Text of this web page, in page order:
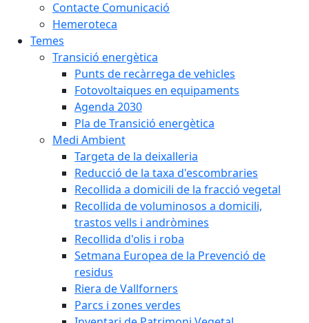
Contacte Comunicació
Hemeroteca
Temes
Transició energètica
Punts de recàrrega de vehicles
Fotovoltaiques en equipaments
Agenda 2030
Pla de Transició energètica
Medi Ambient
Targeta de la deixalleria
Reducció de la taxa d'escombraries
Recollida a domicili de la fracció vegetal
Recollida de voluminosos a domicili,
trastos vells i andròmines
Recollida d'olis i roba
Setmana Europea de la Prevenció de
residus
Riera de Vallforners
Parcs i zones verdes